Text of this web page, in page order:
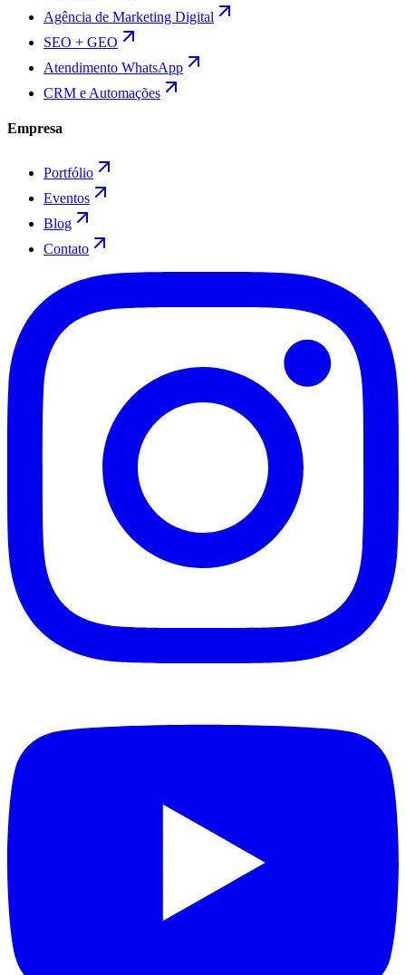
Agência de Marketing Digital
SEO + GEO
Atendimento WhatsApp
CRM e Automações
Empresa
Portfólio
Eventos
Blog
Contato